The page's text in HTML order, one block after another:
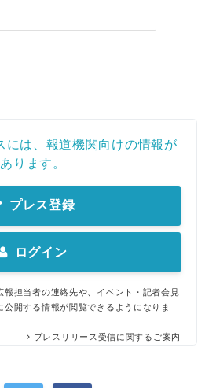
には、報道機関向けの情報が
あります。
プレス登録
ログイン
報担当者の連絡先や、イベント・記者会見
開する情報が閲覧できるようになりま
プレスリリース受信に関するご案内